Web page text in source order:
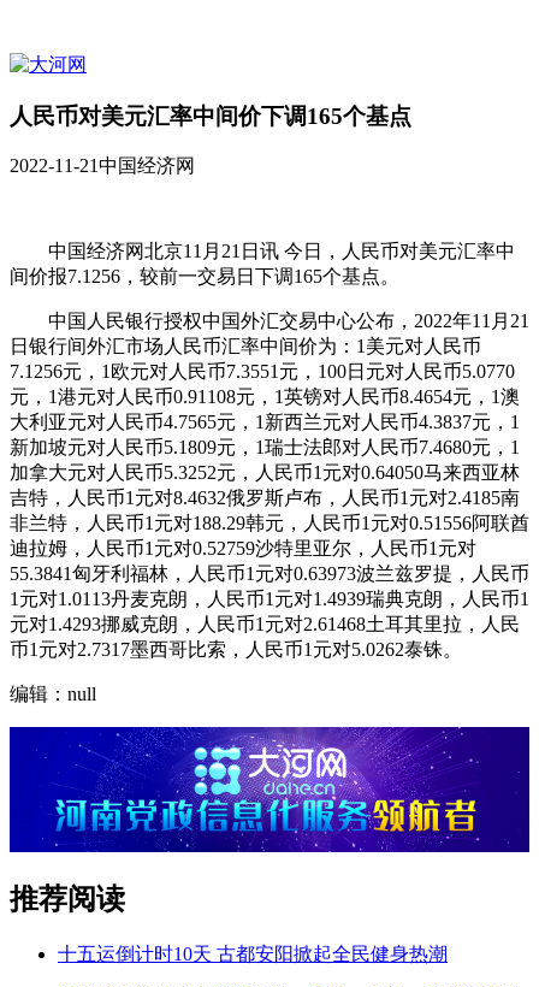
人民币对美元汇率中间价下调165个基点
2022-11-21中国经济网
中国经济网北京11月21日讯 今日，人民币对美元汇率中
间价报7.1256，较前一交易日下调165个基点。
中国人民银行授权中国外汇交易中心公布，2022年11月21
日银行间外汇市场人民币汇率中间价为：1美元对人民币
7.1256元，1欧元对人民币7.3551元，100日元对人民币5.0770
元，1港元对人民币0.91108元，1英镑对人民币8.4654元，1澳
大利亚元对人民币4.7565元，1新西兰元对人民币4.3837元，1
新加坡元对人民币5.1809元，1瑞士法郎对人民币7.4680元，1
加拿大元对人民币5.3252元，人民币1元对0.64050马来西亚林
吉特，人民币1元对8.4632俄罗斯卢布，人民币1元对2.4185南
非兰特，人民币1元对188.29韩元，人民币1元对0.51556阿联酋
迪拉姆，人民币1元对0.52759沙特里亚尔，人民币1元对
55.3841匈牙利福林，人民币1元对0.63973波兰兹罗提，人民币
1元对1.0113丹麦克朗，人民币1元对1.4939瑞典克朗，人民币1
元对1.4293挪威克朗，人民币1元对2.61468土耳其里拉，人民
币1元对2.7317墨西哥比索，人民币1元对5.0262泰铢。
编辑：null
推荐阅读
十五运倒计时10天 古都安阳掀起全民健身热潮